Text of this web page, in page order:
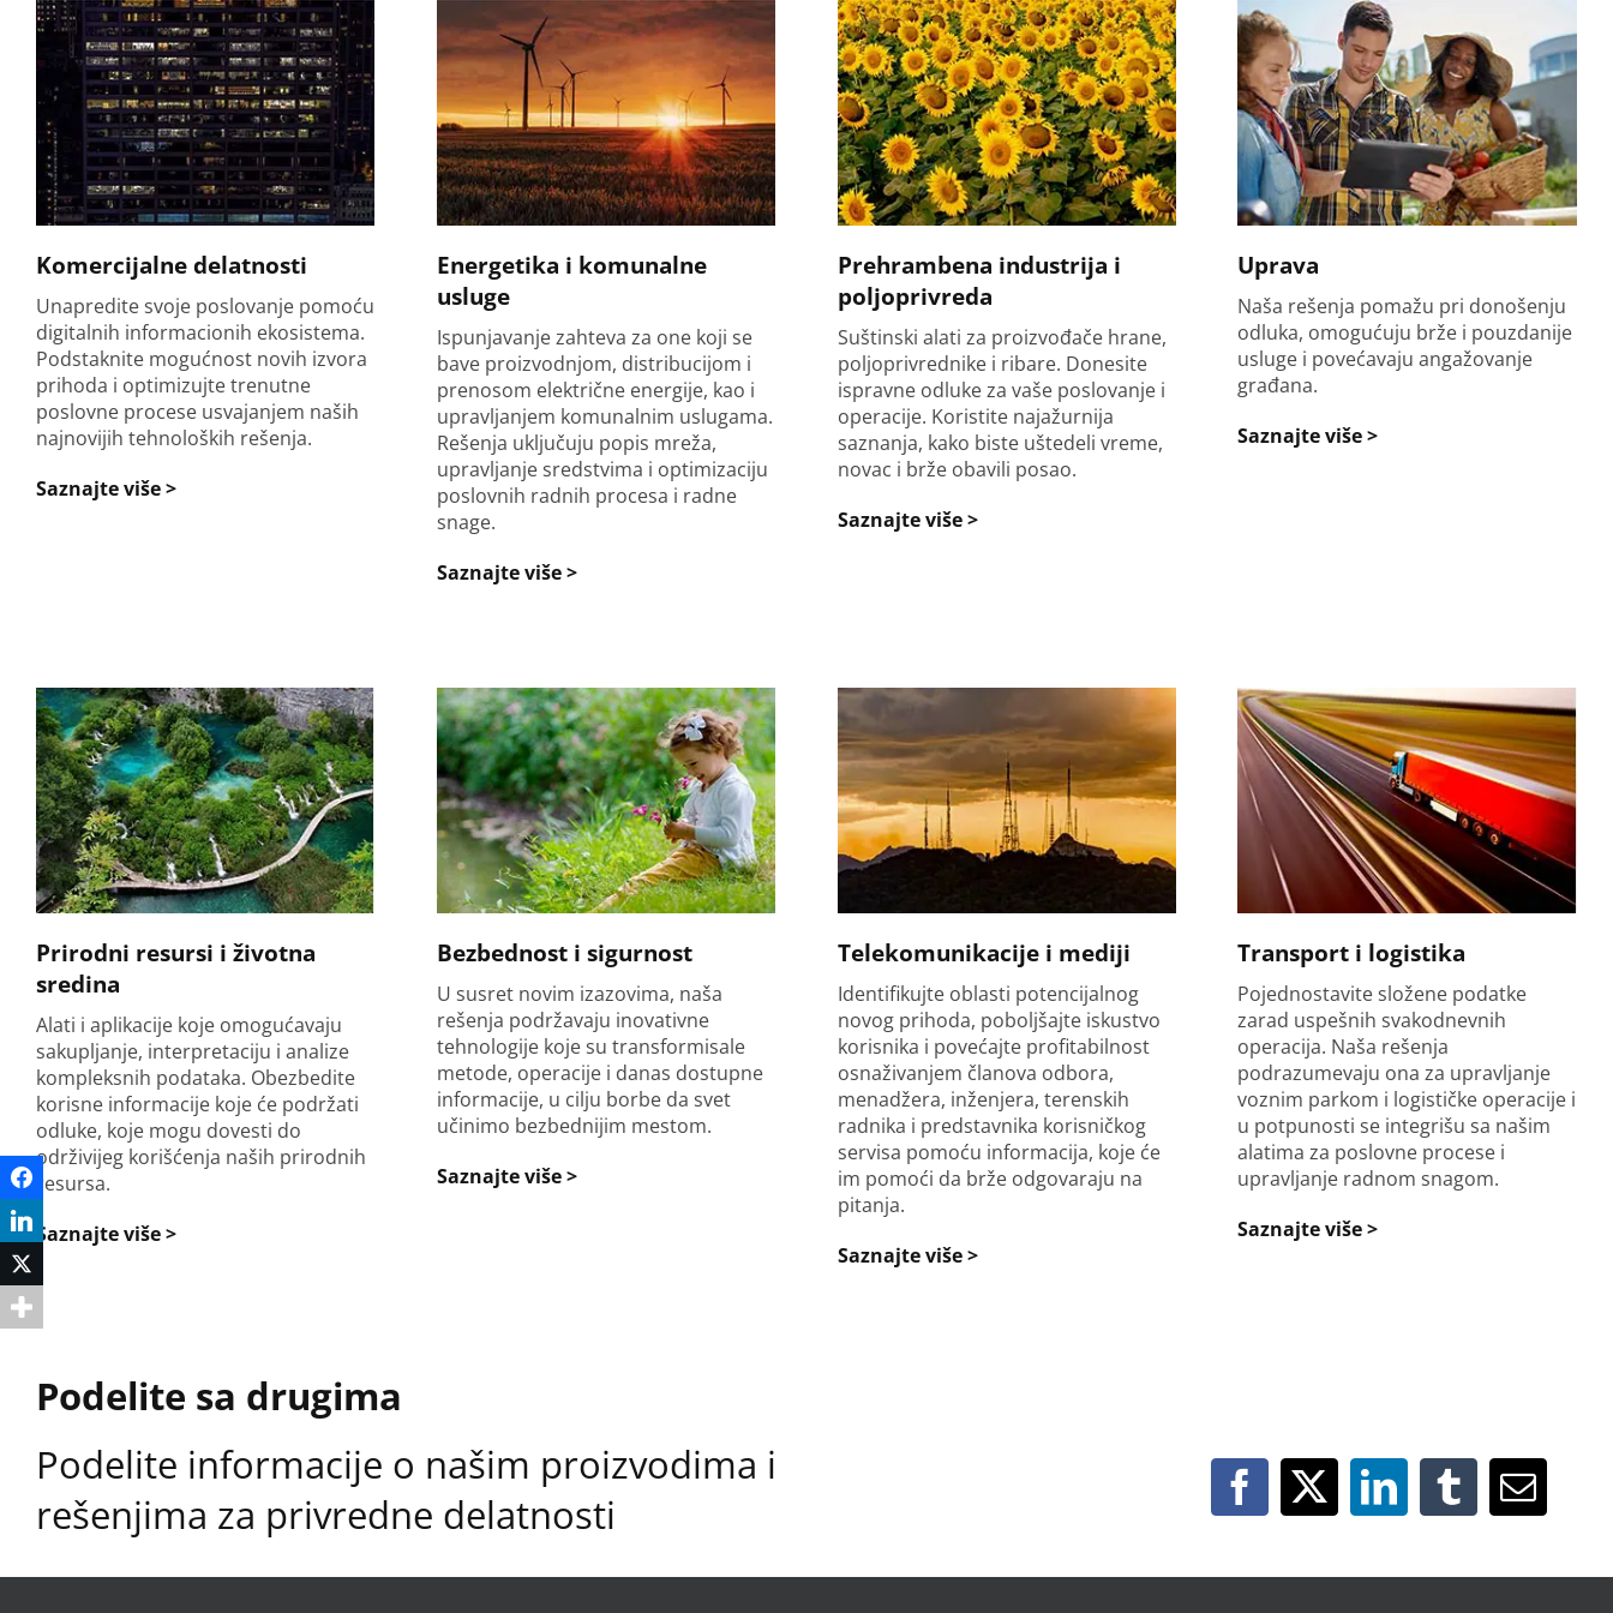
Komercijalne delatnosti
Unapredite svoje poslovanje pomoću
digitalnih informacionih ekosistema.
Podstaknite mogućnost novih izvora
prihoda i optimizujte trenutne
poslovne procese usvajanjem naših
najnovijih tehnoloških rešenja.
Saznajte više >
Energetika i komunalne
usluge
Ispunjavanje zahteva za one koji se
bave proizvodnjom, distribucijom i
prenosom električne energije, kao i
upravljanjem komunalnim uslugama.
Rešenja uključuju popis mreža,
upravljanje sredstvima i optimizaciju
poslovnih radnih procesa i radne
snage.
Saznajte više >
Prehrambena industrija i
poljoprivreda
Suštinski alati za proizvođače hrane,
poljoprivrednike i ribare. Donesite
ispravne odluke za vaše poslovanje i
operacije. Koristite najažurnija
saznanja, kako biste uštedeli vreme,
novac i brže obavili posao.
Saznajte više >
Uprava
Naša rešenja pomažu pri donošenju
odluka, omogućuju brže i pouzdanije
usluge i povećavaju angažovanje
građana.
Saznajte više >
Prirodni resursi i životna
sredina
Alati i aplikacije koje omogućavaju
sakupljanje, interpretaciju i analize
kompleksnih podataka. Obezbedite
korisne informacije koje će podržati
odluke, koje mogu dovesti do
održivijeg korišćenja naših prirodnih
resursa.
Saznajte više >
Bezbednost i sigurnost
U susret novim izazovima, naša
rešenja podržavaju inovativne
tehnologije koje su transformisale
metode, operacije i danas dostupne
informacije, u cilju borbe da svet
učinimo bezbednijim mestom.
Saznajte više >
Telekomunikacije i mediji
Identifikujte oblasti potencijalnog
novog prihoda, poboljšajte iskustvo
korisnika i povećajte profitabilnost
osnaživanjem članova odbora,
menadžera, inženjera, terenskih
radnika i predstavnika korisničkog
servisa pomoću informacija, koje će
im pomoći da brže odgovaraju na
pitanja.
Saznajte više >
Transport i logistika
Pojednostavite složene podatke
zarad uspešnih svakodnevnih
operacija. Naša rešenja
podrazumevaju ona za upravljanje
voznim parkom i logističke operacije i
u potpunosti se integrišu sa našim
alatima za poslovne procese i
upravljanje radnom snagom.
Saznajte više >
Podelite sa drugima
Podelite informacije o našim proizvodima i
rešenjima za privredne delatnosti
Facebook
LinkedIn